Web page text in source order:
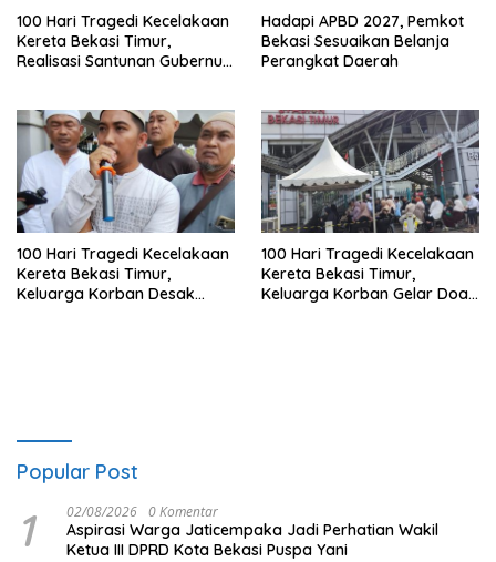
100 Hari Tragedi Kecelakaan
Kereta Bekasi Timur,
Realisasi Santunan Gubernur
Hadapi APBD 2027, Pemkot
Bekasi Sesuaikan Belanja
Perangkat Daerah
100 Hari Tragedi Kecelakaan
Kereta Bekasi Timur,
Keluarga Korban Desak
100 Hari Tragedi Kecelakaan
Kereta Bekasi Timur,
Keluarga Korban Gelar Doa
Popular Post
1 02/08/2026 0 Komentar
Aspirasi Warga Jaticempaka Jadi Perhatian Wakil
Ketua III DPRD Kota Bekasi Puspa Yani